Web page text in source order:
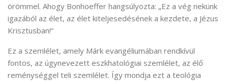
örömmel. Ahogy Bonhoeffer hangsúlyozta: „Ez a vég nekünk
igazából az élet, az élet kiteljesedésének a kezdete, a Jézus
Krisztusban!”
Ez a szemlélet, amely Márk evangéliumában rendkívül
fontos, az úgynevezett eszkhatológiai szemlélet, az élő
reménységgel teli szemlélet. Így mondja ezt a teológia